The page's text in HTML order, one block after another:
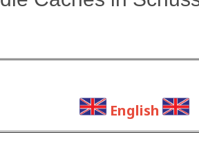
English